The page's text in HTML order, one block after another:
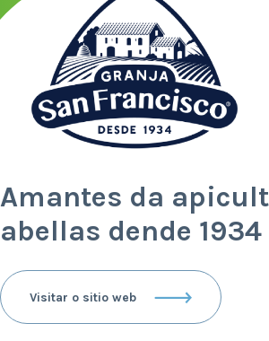
Amantes da
abellas dende 1934
Visitar o sitio web